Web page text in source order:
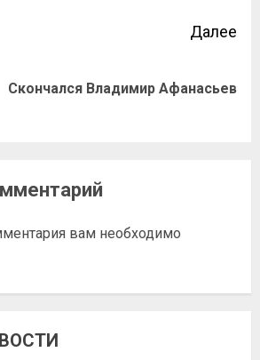
Далее
Скончался Владимир Афанасьев
вам необходимо